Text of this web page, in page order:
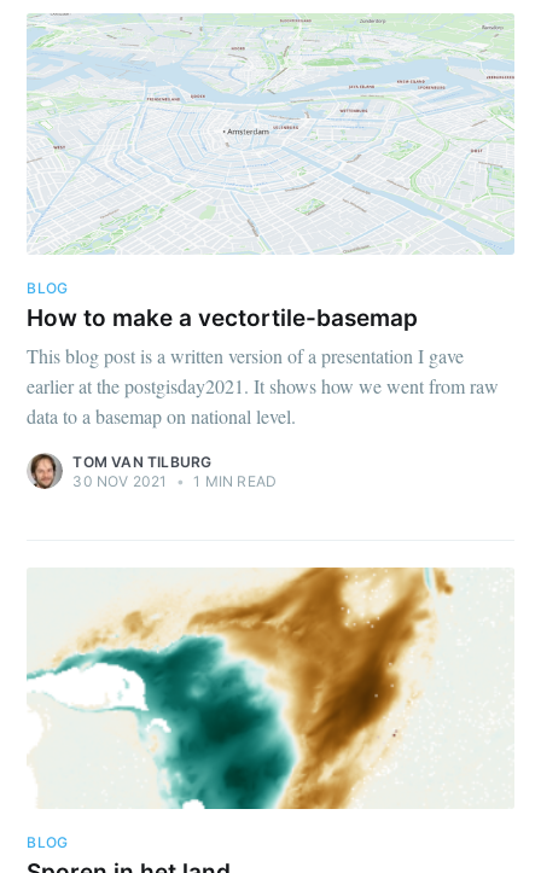
BLOG
How to make a vectortile-basemap
This blog post is a written version of a presentation I gave
earlier at the postgisday2021. It shows how we went from raw
data to a basemap on national level.
TOM VAN TILBURG
30 NOV 2021
• 1 MIN READ
BLOG